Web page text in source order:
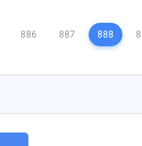
886 887 888